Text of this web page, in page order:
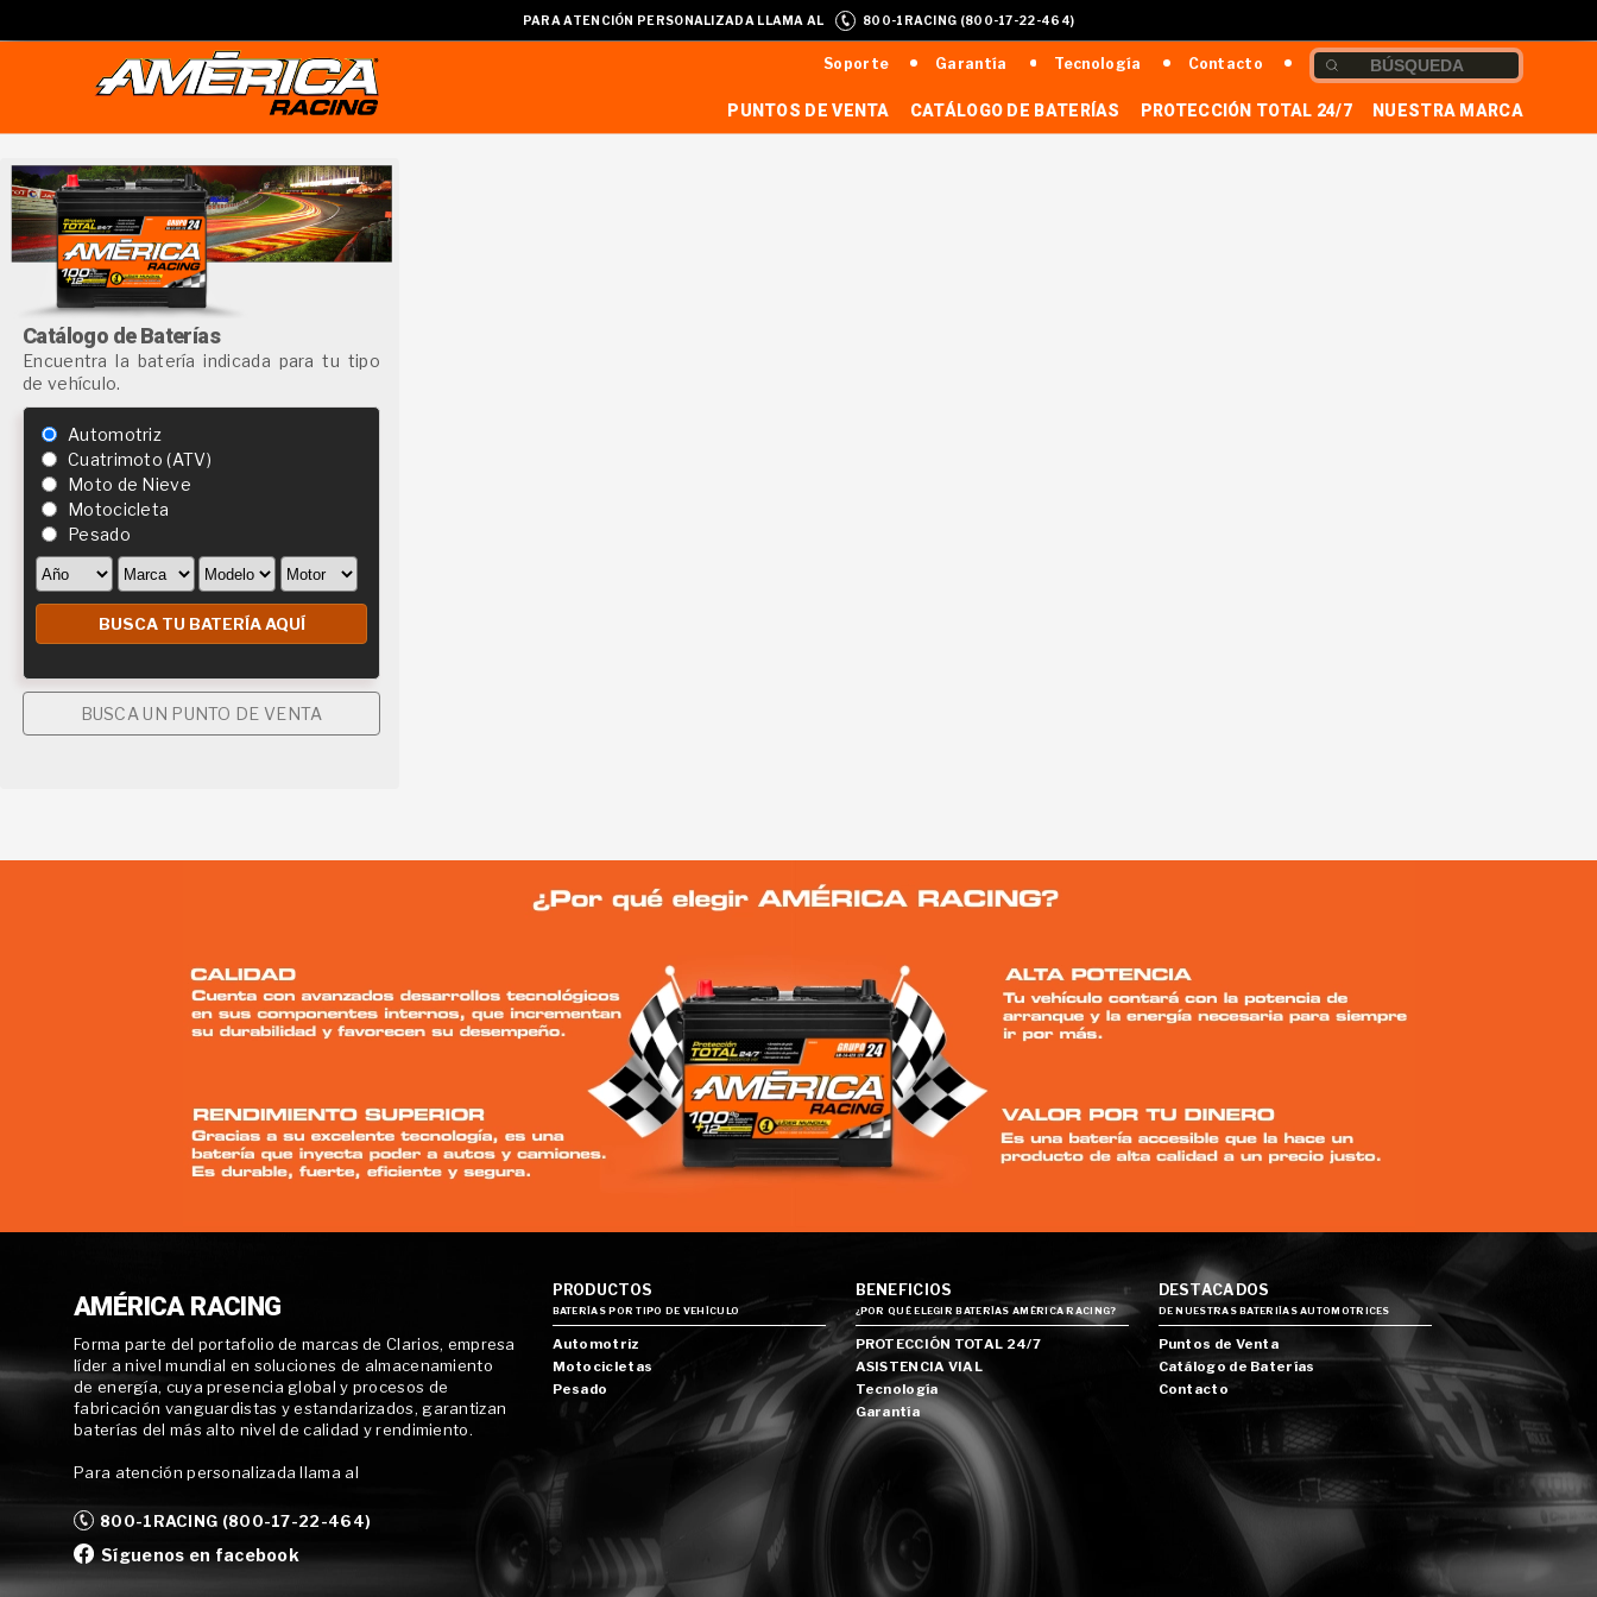
PARA ATENCIÓN PERSONALIZADA LLAMA AL 800-1RACING (800-17-22-464)
Contacto
Tecnología
Garantía
Soporte
NUESTRA MARCA
PROTECCIÓN TOTAL 24/7
CATÁLOGO DE BATERÍAS
PUNTOS DE VENTA
Catálogo de Baterías
Encuentra la batería indicada para tu tipo
de vehículo.
Automotriz
Cuatrimoto (ATV)
Moto de Nieve
Motocicleta
Pesado
BUSCA UN PUNTO DE VENTA
AMÉRICA RACING
Forma parte del portafolio de marcas de Clarios, empresa
líder a nivel mundial en soluciones de almacenamiento
de energía, cuya presencia global y procesos de
fabricación vanguardistas y estandarizados, garantizan
baterías del más alto nivel de calidad y rendimiento.
Para atención personalizada llama al
800-1RACING (800-17-22-464)
Síguenos en facebook
PRODUCTOS
BATERÍAS POR TIPO DE VEHÍCULO
Automotriz
Motocicletas
Pesado
BENEFICIOS
¿POR QUÉ ELEGIR BATERÍAS AMÉRICA RACING?
PROTECCIÓN TOTAL 24/7
ASISTENCIA VIAL
Tecnología
Garantía
DESTACADOS
DE NUESTRAS BATERIÍAS AUTOMOTRICES
Puntos de Venta
Catálogo de Baterías
Contacto